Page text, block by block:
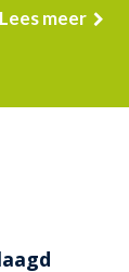
Lees meer